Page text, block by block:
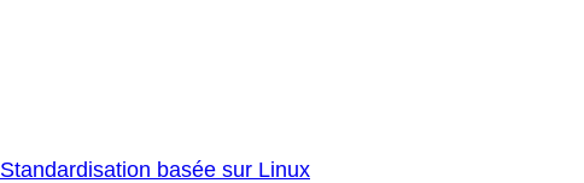
Standardisation basée sur Linux